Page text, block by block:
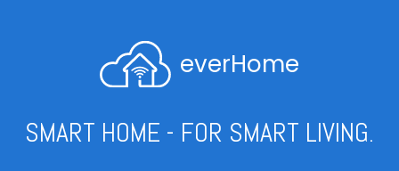
everHome
SMART HOME - FOR SMART LIVING.